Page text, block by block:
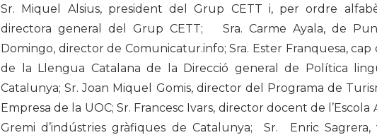
Sr. Miquel Alsius, president del Grup CETT i, per ordre
directora general del Grup CETT; Sra. Carme Ayala, de
Domingo, director de Comunicatur.info; Sra. Ester Franquesa,
de la Llengua Catalana de la Direcció general de Política
Catalunya; Sr. Joan Miquel Gomis, director del Programa de
Empresa de la UOC; Sr. Francesc Ivars, director docent de
Gremi d’indústries gràfiques de Catalunya; Sr. Enric Sagrera,